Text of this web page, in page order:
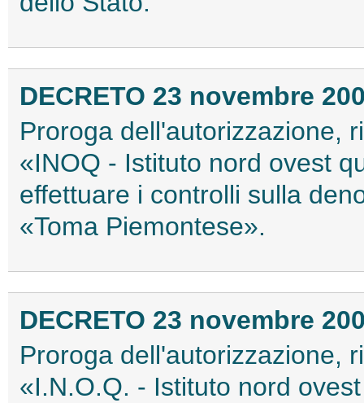
DECRETO 23 novembre
Proroga dell'autorizzazione,
«INOQ - Istituto nord ovest
effettuare i controlli sulla
«Toma Piemontese».
DECRETO 23 novembre
Proroga dell'autorizzazione,
«I.N.O.Q. - Istituto nord